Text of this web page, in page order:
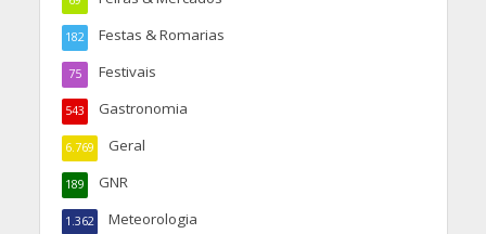
Festas & Romarias
182
Festivais
75
Gastronomia
543
Geral
6.769
GNR
189
Meteorologia
1.362